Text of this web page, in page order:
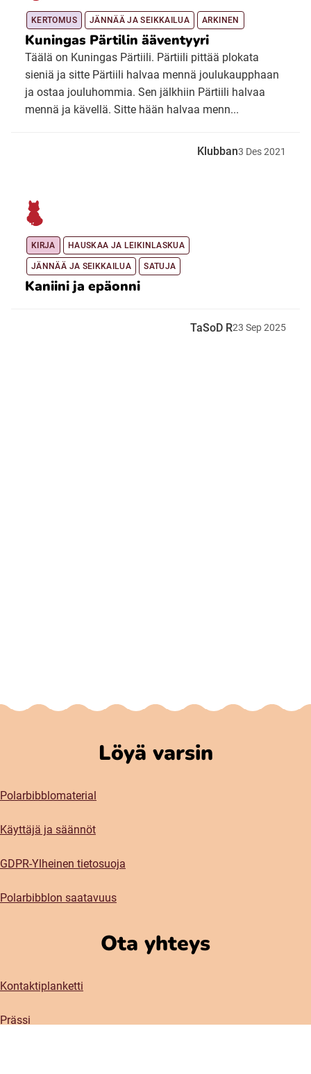
KERTOMUS JÄNNÄÄ JA SEIKKAILUA ARKINEN
Kuningas Pärtilin ääventyyri
Täälä on Kuningas Pärtiili. Pärtiili pittää plokata
sieniä ja sitte Pärtiili halvaa mennä joulukaupphaan
ja ostaa jouluhommia. Sen jälkhiin Pärtiili halvaa
mennä ja kävellä. Sitte hään halvaa menn...
Klubban3 Des2021
KIRJA HAUSKAA JA LEIKINLASKUA
JÄNNÄÄ JA SEIKKAILUA SATUJA
Kaniini ja epäonni
TaSoD R23 Sep2025
Löyä varsin
Polarbibblomaterial
Käyttäjä ja säännöt
GDPR-Ylheinen tietosuoja
Polarbibblon saatavuus
Ota yhteys
Kontaktiplanketti
Prässi